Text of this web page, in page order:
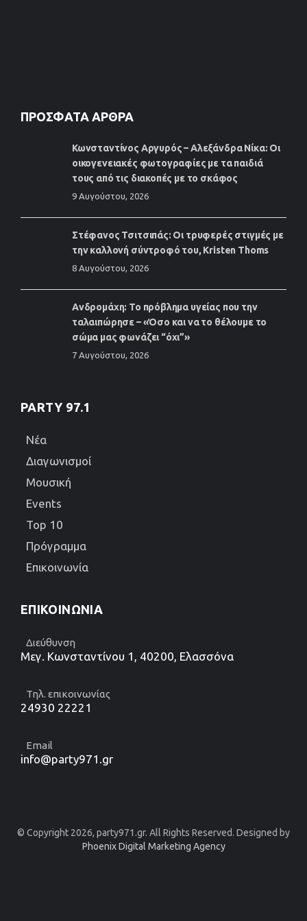
ΠΡΌΣΦΑΤΑ ΆΡΘΡΑ
Κωνσταντίνος Αργυρός – Αλεξάνδρα Νίκα: Οι
οικογενειακές φωτογραφίες με τα παιδιά
τους από τις διακοπές με το σκάφος
9 Αυγούστου, 2026
Στέφανος Τσιτσιπάς: Οι τρυφερές στιγμές με
την καλλονή σύντροφό του, Kristen Thoms
8 Αυγούστου, 2026
Ανδρομάχη: Το πρόβλημα υγείας που την
ταλαιπώρησε – «Όσο και να το θέλουμε το
σώμα μας φωνάζει “όχι”»
7 Αυγούστου, 2026
PARTY 97.1
Νέα
Διαγωνισμοί
Μουσική
Events
Top 10
Πρόγραμμα
Επικοινωνία
ΕΠΙΚΟΙΝΩΝΊΑ
Διεύθυνση
Μεγ. Κωνσταντίνου 1, 40200, Ελασσόνα
Τηλ. επικοινωνίας
24930 22221
Email
info@party971.gr
© Copyright 2026, party971.gr. All Rights Reserved. Designed by
Phoenix Digital Marketing Agency